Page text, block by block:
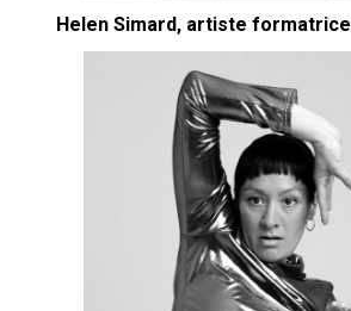
Helen Simard, artiste formatrice